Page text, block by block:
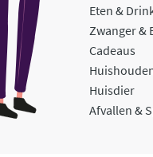
Eten &
Zwanger &
Cadeaus
Huisdier
Afvallen &